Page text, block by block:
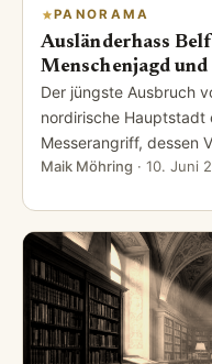
PANORAMA
Ausländerhass
Menschenjagd
Der jüngste Ausbruch
nordirische Hauptstadt
Messerangriff, dessen
Maik Möhring · 10. Juni